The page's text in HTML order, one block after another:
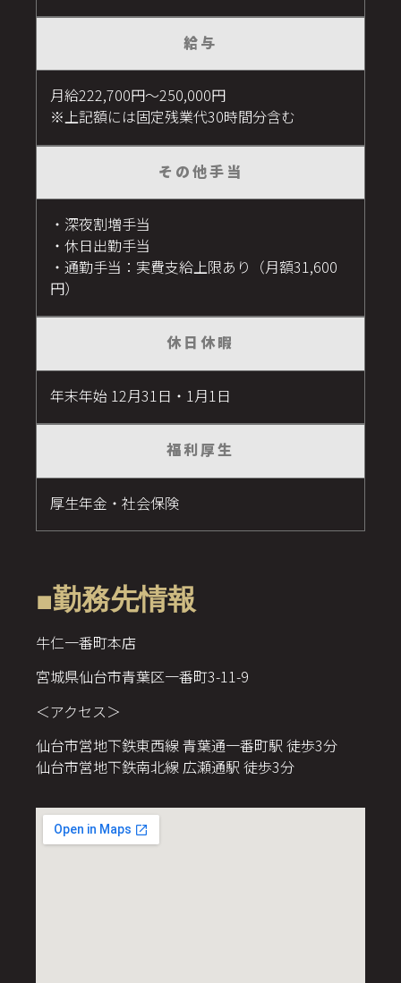
給与
月給222,700円〜250,000円
※上記額には固定残業代30時間分含む
その他手当
・深夜割増手当
・休日出勤手当
・通勤手当：実費支給上限あり（月額31,600
円）
休日休暇
年末年始 12月31日・1月1日
福利厚生
厚生年金・社会保険
■勤務先情報
牛仁一番町本店
宮城県仙台市青葉区一番町3-11-9
＜アクセス＞
仙台市営地下鉄東西線 青葉通一番町駅 徒歩3分
仙台市営地下鉄南北線 広瀬通駅 徒歩3分